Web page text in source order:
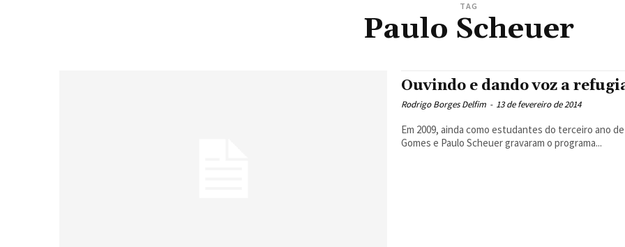
TAG
Paulo Scheuer
Ouvindo e dando voz a
Rodrigo Borges Delfim - 13 de fevereiro de 2014
Em 2009, ainda como estudantes do terceiro ano
Gomes e Paulo Scheuer gravaram o programa...